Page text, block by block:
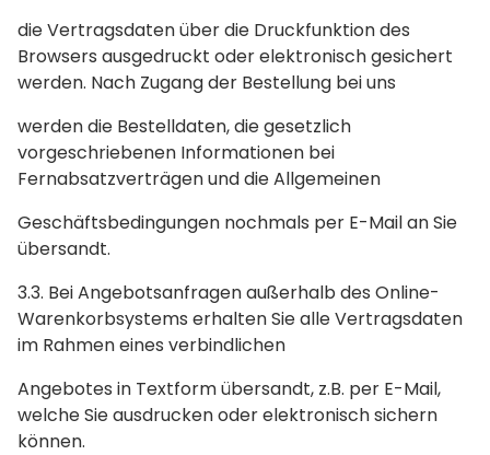
die Vertragsdaten über die Druckfunktion des
Browsers ausgedruckt oder elektronisch gesichert
werden. Nach Zugang der Bestellung bei uns
werden die Bestelldaten, die gesetzlich
vorgeschriebenen Informationen bei
Fernabsatzverträgen und die Allgemeinen
Geschäftsbedingungen nochmals per E-Mail an Sie
übersandt.
3.3. Bei Angebotsanfragen außerhalb des Online-
Warenkorbsystems erhalten Sie alle Vertragsdaten
im Rahmen eines verbindlichen
Angebotes in Textform übersandt, z.B. per E-Mail,
welche Sie ausdrucken oder elektronisch sichern
können.